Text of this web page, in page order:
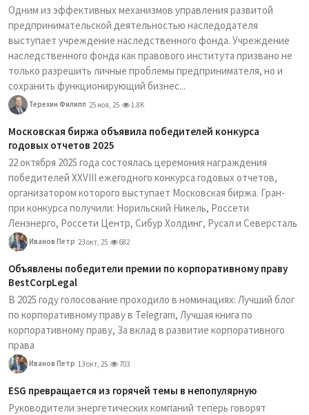
Одним из эффективных механизмов управления развитой
предпринимательской деятельностью наследодателя
выступает учреждение наследственного фонда. Учреждение
наследственного фонда как правового института призвано не
только разрешить личные проблемы предпринимателя, но и
сохранить функционирующий бизнес...
Терехин Филипп 25 ноя, 25 1.8K
Московская биржа объявила победителей конкурса
годовых отчетов 2025
22 октября 2025 года состоялась церемония награждения
победителей XXVIII ежегодного конкурса годовых отчетов,
организатором которого выступает Московская биржа. Гран-
при конкурса получили: Норильский Никель, Россети
Ленэнерго, Россети Центр, Сибур Холдинг, Русал и Северсталь
Иванов Петр 23 окт, 25 682
Объявлены победители премии по корпоративному праву
BestCorpLegal
В 2025 году голосование проходило в номинациях: Лучший блог
по корпоративному праву в Telegram, Лучшая книга по
корпоративному праву, За вклад в развитие корпоративного
права
Иванов Петр 13 окт, 25 703
ESG превращается из горячей темы в непопулярную
Руководители энергетических компаний теперь говорят